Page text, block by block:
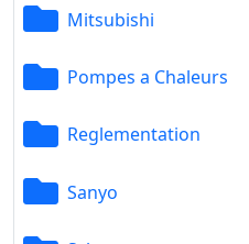
Mitsubishi
Pompes a Chaleurs
Reglementation
Sanyo